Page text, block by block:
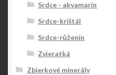
Srdce - akvamarín
Srdce-krištál
Srdce-růženín
Zvieratká
Zbierkové minerály